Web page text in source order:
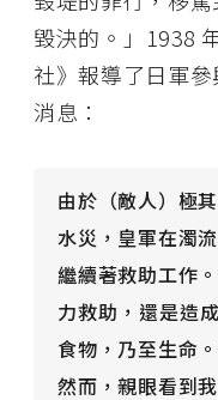
毀決的。」1938
社》報導了日軍
消息：
由於（敵人）極
水災，皇軍在濁
繼續著救助工作
力救助，還是造
食物，乃至生命
然而，親眼看到